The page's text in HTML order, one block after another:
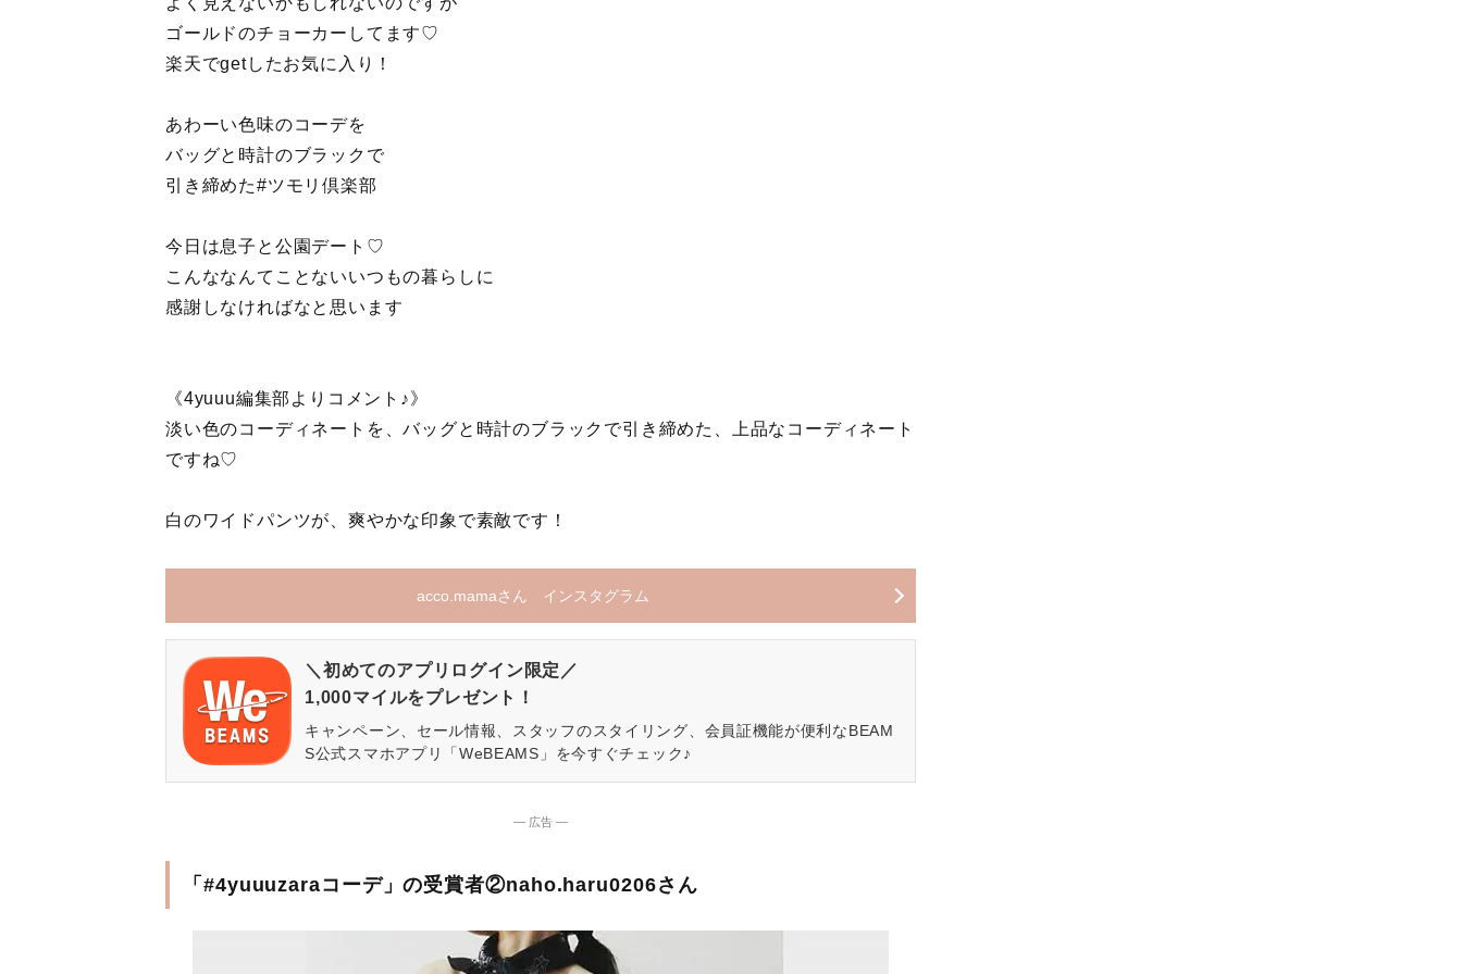
ゴールドのチョーカーしてます♡
楽天でgetしたお気に入り！
あわーい色味のコーデを
バッグと時計のブラックで
引き締めた#ツモリ倶楽部
今日は息子と公園デート♡
こんななんてことないいつもの暮らしに
感謝しなければなと思います
《4yuuu編集部よりコメント♪》
淡い色のコーディネートを、バッグと時計のブラックで引き締めた、上品なコーディネート
ですね♡
白のワイドパンツが、爽やかな印象で素敵です！
acco.mamaさん インスタグラム
＼初めてのアプリログイン限定／
1,000マイルをプレゼント！
キャンペーン、セール情報、スタッフのスタイリング、会員証機能が便利なBEAM
S公式スマホアプリ「WeBEAMS」を今すぐチェック♪
― 広告 ―
「#4yuuuzaraコーデ」の受賞者②naho.haru0206さん